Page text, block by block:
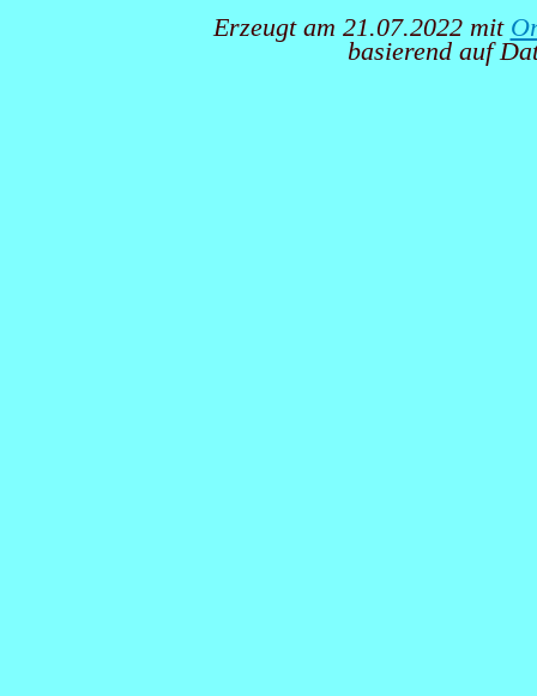
Erzeugt am 21.07.2022 mit
basierend auf